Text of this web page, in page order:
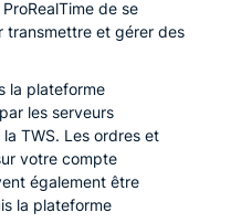
de se
transmettre et gérer des
la plateforme
les serveurs
TWS. Les ordres et
votre compte
également être
la plateforme